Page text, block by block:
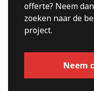
offerte? Neem
zoeken naar de
project.
Neem